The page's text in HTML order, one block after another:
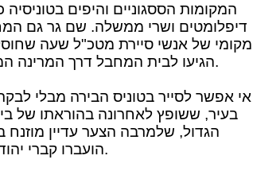
המקומות הססגוניים והיפים
דיפלומטים ושרי ממשלה. שם גר גם
מקומי של אנשי סיירת מטכ"ל שעה
הגיעו לבית המחבל דרך המרינה המודרנית המדהימה שבמקום.
אי אפשר לסייר בטוניס הבירה מבלי
בעיר, ששופץ לאחרונה בהוראתו של
הגדול, שלמרבה הצער עדיין מוזנח
הועברו קברי יהודים מאזורים שונים בטוניסיה.